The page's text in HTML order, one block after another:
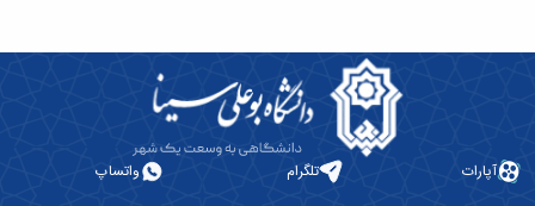
بنیاد
دانشآپارات تلگرام واتساپ